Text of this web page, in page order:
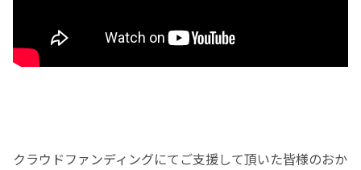
クラウドファンディングにてご支援して頂いた皆様のおか